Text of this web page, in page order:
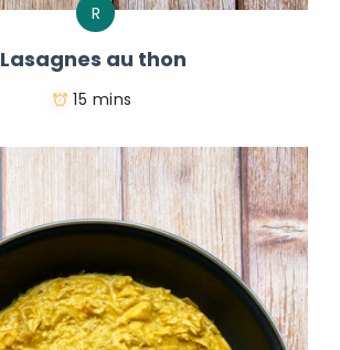
R
Lasagnes au thon
15 mins